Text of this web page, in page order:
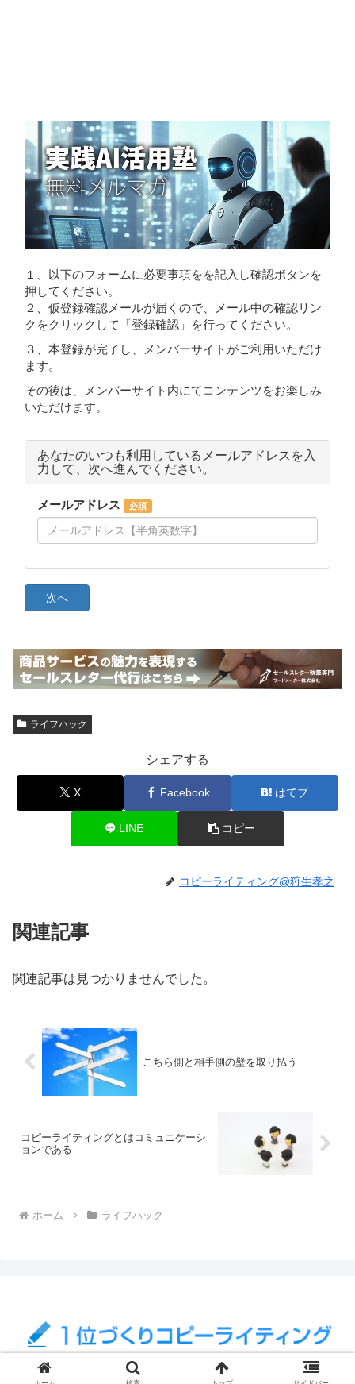
ライフハック
シェアする
X Facebook はてブ
LINE コピー
コピーライティング@狩生孝之
関連記事
関連記事は見つかりませんでした。
こちら側と相手側の壁を取り払う
コピーライティングとはコミュニケーシ
ョンである
ホーム ライフハック
© 2011 1位づくりAIコピーライティング.